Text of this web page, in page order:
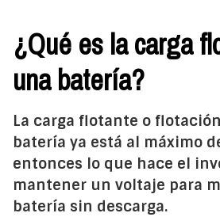
¿Qué es la carga
una batería?
La carga flotante o
batería ya está al máximo
entonces lo que hace el
mantener un voltaje para
batería sin descarga.